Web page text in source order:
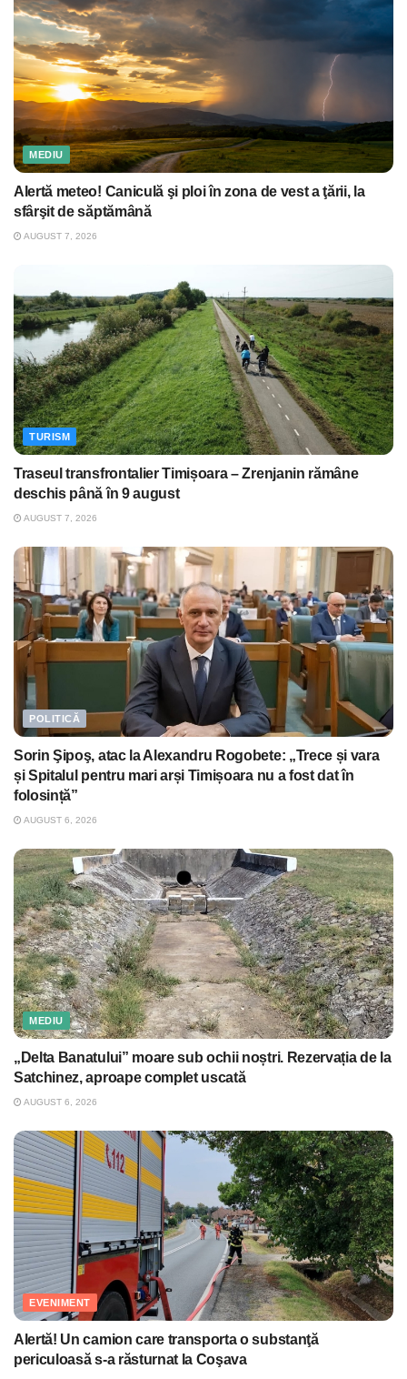
MEDIU
Alertă meteo! Caniculă şi ploi în zona de vest a ţării, la
sfârşit de săptămână
AUGUST 7, 2026
TURISM
Traseul transfrontalier Timișoara – Zrenjanin rămâne
deschis până în 9 august
AUGUST 7, 2026
POLITICĂ
Sorin Şipoş, atac la Alexandru Rogobete: „Trece și vara
și Spitalul pentru mari arși Timișoara nu a fost dat în
folosință”
AUGUST 6, 2026
MEDIU
„Delta Banatului” moare sub ochii noștri. Rezervația de la
Satchinez, aproape complet uscată
AUGUST 6, 2026
EVENIMENT
Alertă! Un camion care transporta o substanţă
periculoasă s-a răsturnat la Coşava